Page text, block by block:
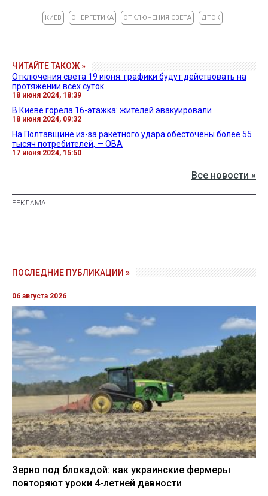
КИЕВ ЭНЕРГЕТИКА ОТКЛЮЧЕНИЯ СВЕТА ДТЭК
ЧИТАЙТЕ ТАКОЖ »
Отключения света 19 июня: графики будут действовать на
протяжении всех суток
18 июня 2024, 18:39
В Киеве горела 16-этажка: жителей эвакуировали
18 июня 2024, 09:32
На Полтавщине из-за ракетного удара обесточены более 55
тысяч потребителей, — ОВА
17 июня 2024, 15:50
Все новости »
ПОСЛЕДНИЕ ПУБЛИКАЦИИ »
06 августа 2026
Зерно под блокадой: как украинские фермеры
повторяют уроки 4-летней давности